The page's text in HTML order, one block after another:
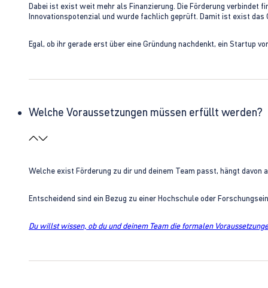
Dabei ist exist weit mehr als Finanzierung. Die Förderung verbindet
Innovationspotenzial und wurde fachlich geprüft. Damit ist exist
Egal, ob ihr gerade erst über eine Gründung nachdenkt, ein Startup
Welche Voraussetzungen müssen erfüllt werden?
Welche exist Förderung zu dir und deinem Team passt, hängt
Entscheidend sind ein Bezug zu einer Hochschule oder
Du willst wissen, ob du und deinem Team die formalen